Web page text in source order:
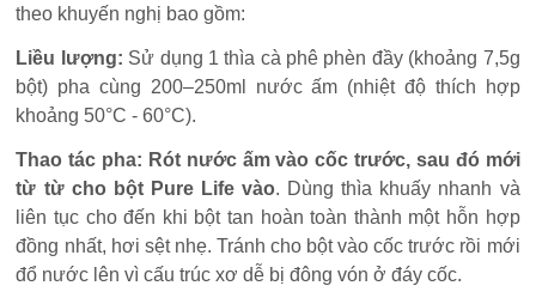
theo khuyến nghị bao gồm:
Liều lượng: Sử dụng 1 thìa cà phê phèn đầy (khoảng 7,5g
bột) pha cùng 200–250ml nước ấm (nhiệt độ thích hợp
khoảng 50°C - 60°C).
Thao tác pha: Rót nước ấm vào cốc trước, sau đó mới
từ từ cho bột Pure Life vào. Dùng thìa khuấy nhanh và
liên tục cho đến khi bột tan hoàn toàn thành một hỗn hợp
đồng nhất, hơi sệt nhẹ. Tránh cho bột vào cốc trước rồi mới
đổ nước lên vì cấu trúc xơ dễ bị đông vón ở đáy cốc.